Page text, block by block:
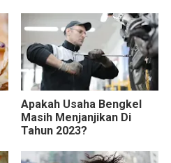
Apakah Usaha Bengkel
Masih Menjanjikan Di
Tahun 2023?